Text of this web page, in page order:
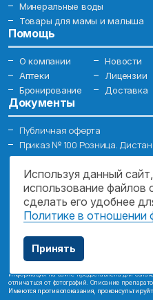
Минеральные воды
Товары для мамы и малыша
Помощь
О компании Новости
Аптеки
Лицензии
Бронирование
Доставка
Документы
Публичная оферта
Приказ № 100 Розница.
Приказ № 36н (перечень
Контакты
Адрес:
142100, Московская область, г.
Зеленовская, д. 31А
E-mail: info@mo-medsvc.ru
Информация на сайте предоставлена для
отличаться от фотографий. Описание
Имеются противопоказания,
Используя данный
использование
сделать его удобнее
Политике в отношении
Принять